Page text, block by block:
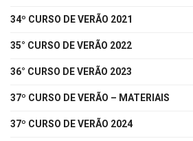
34º CURSO DE VERÃO 2021
35° CURSO DE VERÃO 2022
36° CURSO DE VERÃO 2023
37º CURSO DE VERÃO – MATERIAIS
37º CURSO DE VERÃO 2024